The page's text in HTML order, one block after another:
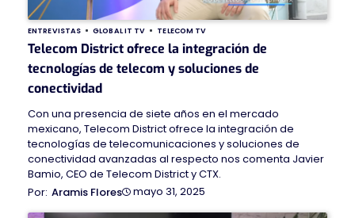
ENTREVISTAS GLOBAL IT TV TELECOM TV
Telecom District ofrece la integración de
tecnologías de telecom y soluciones de
conectividad
Con una presencia de siete años en el mercado
mexicano, Telecom District ofrece la integración de
tecnologías de telecomunicaciones y soluciones de
conectividad avanzadas al respecto nos comenta Javier
Bamio, CEO de Telecom District y CTX.
Aramis Flores
mayo 31, 2025